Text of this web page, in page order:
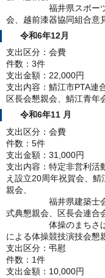
福井県スポーツ協
会、越前漆器協同組合意
令和6年12月
支出区分：会費
件数：3件
支出金額：22,000円
支出内容：鯖江市PTA連
区長会懇親会、鯖江青年
令和6年11 月
支出区分：会費
件数：5件
支出金額：31,000円
支出内容：特定非営利活
え設立20周年祝賀会、鯖
親会、
福井県建築士会鯖
式典懇親会、区長会連合
体操のまちさばえ
による体操競技演技会懇
支出区分：弔慰
件数：1件
支出金額：10,000円